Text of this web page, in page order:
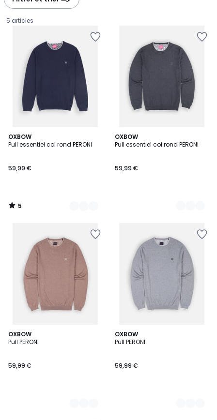
5 articles
OXBOW
Pull essentiel col rond PERONI
€.
59,99 €
5
/
3
Couleurs
5
/
OXBOW
Pull essentiel col rond PERONI
59,99 €
6
Couleurs
OXBOW
Pull PERONI
59,99 €
4
Couleurs
OXBOW
Pull PERONI
59,99 €
2
Couleurs